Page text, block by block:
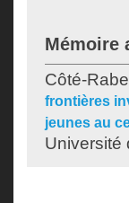
Mémoire
Côté-
frontières
jeunes au
Université